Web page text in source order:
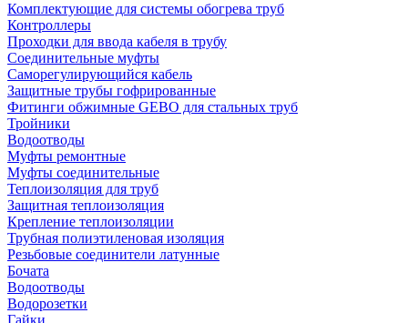
Комплектующие для системы обогрева труб
Контроллеры
Проходки для ввода кабеля в трубу
Соединительные муфты
Саморегулирующийся кабель
Защитные трубы гофрированные
Фитинги обжимные GEBO для стальных труб
Тройники
Водоотводы
Муфты ремонтные
Муфты соединительные
Теплоизоляция для труб
Защитная теплоизоляция
Крепление теплоизоляции
Трубная полиэтиленовая изоляция
Резьбовые соединители латунные
Бочата
Водоотводы
Водорозетки
Гайки